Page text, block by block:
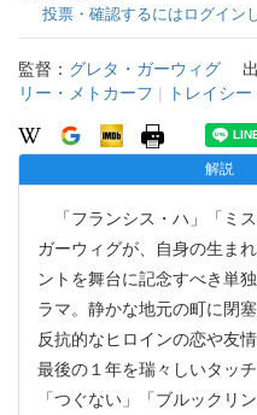
投票・確認するにはログイン
監督： グレタ・ガーウィグ
リー・メトカーフ | トレイシ
解説
「フランシス・ハ」「ミ
ガーウィグが、自身の生ま
ントを舞台に記念すべき単
ラマ。静かな地元の町に閉
反抗的なヒロインの恋や友
最後の１年を瑞々しいタッ
「つぐない」「ブルックリ